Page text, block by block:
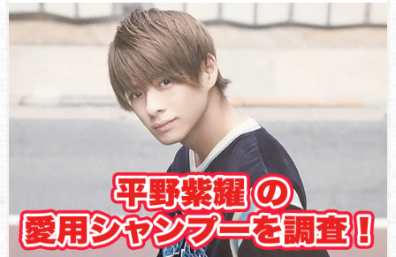
【祝】本日10月30日は、King&Prince(キンプリ)神宮寺勇太の
24歳の誕生日！ティアラから祝福の声！
【祝福】King&Prince(キンプリ)平野紫耀2020年春クール放送
ドラマ『ミッドナイトランナー』で主演決定！気になる詳細
や共演者は？【徹底調査】
【King&Prince(キンプリ)岸優太】新生『DREAM BOYS』開幕
で肉体改造した筋肉美を披露！観劇したファンの声やエピソ
ードなど情報まとめ